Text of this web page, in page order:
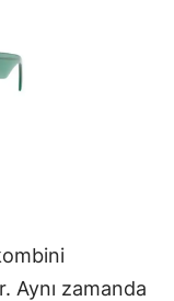
Aynı zamanda